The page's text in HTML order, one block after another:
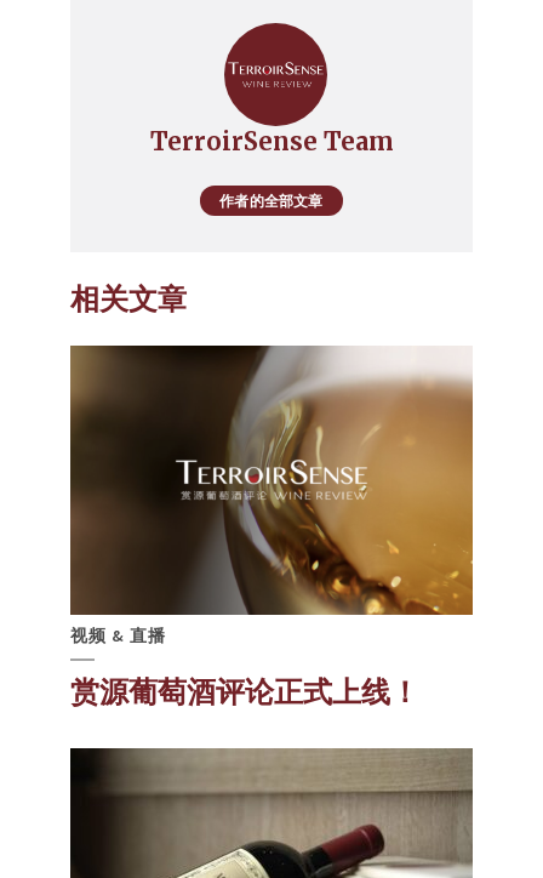
TerroirSense Team
作者的全部文章
相关文章
视频 & 直播
赏源葡萄酒评论正式上线！